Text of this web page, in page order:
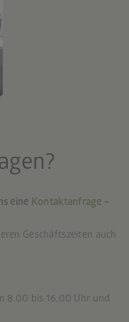
eine Kontaktanfrage–
Geschäftszeiten auch
8.00 bis 16.00 Uhr und